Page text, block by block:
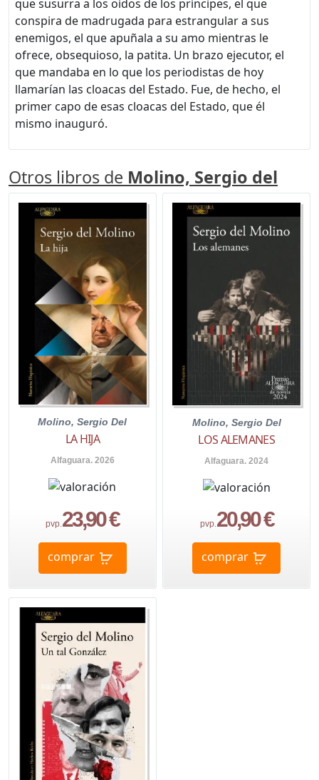
que susurra a los oídos de los príncipes, el que
conspira de madrugada para estrangular a sus
enemigos, el que apuñala a su amo mientras le
ofrece, obsequioso, la patita. Un brazo ejecutor, el
que mandaba en lo que los periodistas de hoy
llamarían las cloacas del Estado. Fue, de hecho, el
primer capo de esas cloacas del Estado, que él
mismo inauguró.
Otros libros de Molino, Sergio del
Molino, Sergio Del
LA HIJA
Alfaguara. 2026
pvp.23,90 €
comprar
Molino, Sergio Del
LOS ALEMANES
Alfaguara. 2024
pvp.20,90 €
comprar